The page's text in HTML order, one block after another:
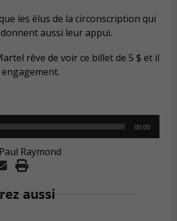
les élus de la circonscription qui
aussi leur appui.
rêve de voir ce billet de 5 $ et il
00:00
Raymond
aussi